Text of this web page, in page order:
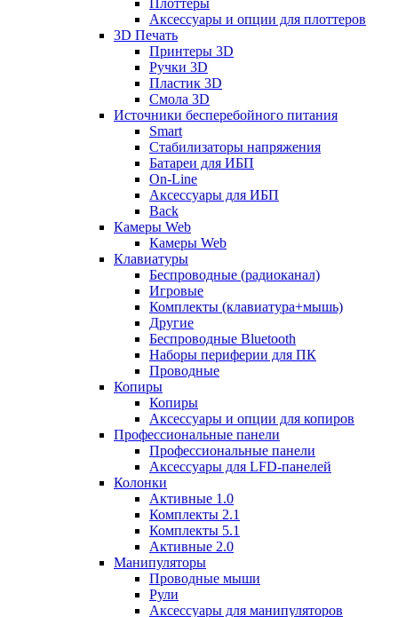
Плоттеры
Аксессуары и опции для плоттеров
3D Печать
Принтеры 3D
Ручки 3D
Пластик 3D
Смола 3D
Источники бесперебойного питания
Smart
Стабилизаторы напряжения
Батареи для ИБП
On-Line
Аксессуары для ИБП
Back
Камеры Web
Камеры Web
Клавиатуры
Беспроводные (радиоканал)
Игровые
Комплекты (клавиатура+мышь)
Другие
Беспроводные Bluetooth
Наборы периферии для ПК
Проводные
Копиры
Копиры
Аксессуары и опции для копиров
Профессиональные панели
Профессиональные панели
Аксессуары для LFD-панелей
Колонки
Активные 1.0
Комплекты 2.1
Комплекты 5.1
Активные 2.0
Манипуляторы
Проводные мыши
Рули
Аксессуары для манипуляторов